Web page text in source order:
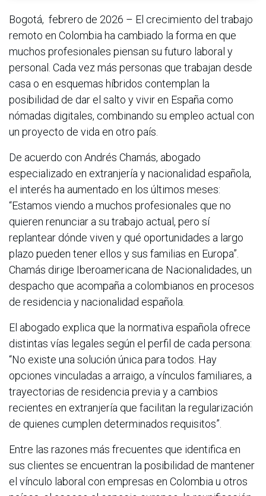
Bogotá, febrero de 2026 – El crecimiento del trabajo
remoto en Colombia ha cambiado la forma en que
muchos profesionales piensan su futuro laboral y
personal. Cada vez más personas que trabajan desde
casa o en esquemas híbridos contemplan la
posibilidad de dar el salto y vivir en España como
nómadas digitales, combinando su empleo actual con
un proyecto de vida en otro país.
De acuerdo con Andrés Chamás, abogado
especializado en extranjería y nacionalidad española,
el interés ha aumentado en los últimos meses:
“Estamos viendo a muchos profesionales que no
quieren renunciar a su trabajo actual, pero sí
replantear dónde viven y qué oportunidades a largo
plazo pueden tener ellos y sus familias en Europa”.
Chamás dirige Iberoamericana de Nacionalidades, un
despacho que acompaña a colombianos en procesos
de residencia y nacionalidad española.
El abogado explica que la normativa española ofrece
distintas vías legales según el perfil de cada persona:
“No existe una solución única para todos. Hay
opciones vinculadas a arraigo, a vínculos familiares, a
trayectorias de residencia previa y a cambios
recientes en extranjería que facilitan la regularización
de quienes cumplen determinados requisitos”.
Entre las razones más frecuentes que identifica en
sus clientes se encuentran la posibilidad de mantener
el vínculo laboral con empresas en Colombia u otros